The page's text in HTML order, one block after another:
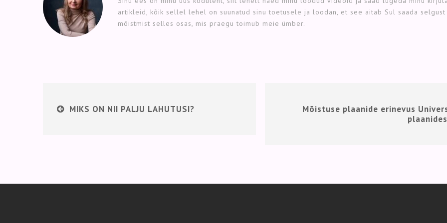
artikleid, kõik sellel lehel on suunatud sinu toetusele ja loodan, et see aitab Sul saada selgust
mõistmist selles osas, mis praegu toimub meie ümber.
MIKS ON NII PALJU LAHUTUSI?
Mõistuse plaanide erinevus